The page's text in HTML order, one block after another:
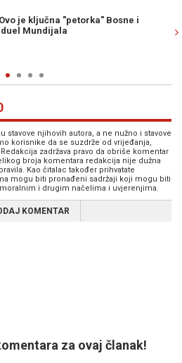
IBIŠEVIĆ OTKRIO ZAŠTO JE
dogodi, imamo velike šanse"
stavove njihovih autora, a ne nužno i stavove
korisnike da se suzdrže od vrijeđanja,
zadržava pravo da obriše komentar
broja komentara redakcija nije dužna
Kao čitalac također prihvatate
mogu biti pronađeni sadržaji koji mogu biti
i drugim načelima i uvjerenjima.
KOMENTAR
za ovaj članak!